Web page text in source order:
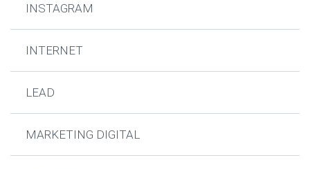
INSTAGRAM
INTERNET
LEAD
MARKETING DIGITAL